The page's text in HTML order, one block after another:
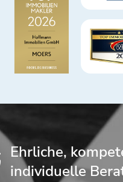
Ehrliche,
individuelle